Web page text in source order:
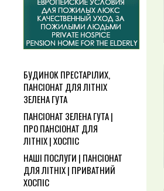
БУДИНОК ПРЕСТАРІЛИХ,
ПАНСІОНАТ ДЛЯ ЛІТНІХ
ЗЕЛЕНА ГУТА
ПАНСІОНАТ ЗЕЛЕНА ГУТА |
ПРО ПАНСІОНАТ ДЛЯ
ЛІТНІХ | ХОСПІС
НАШІ ПОСЛУГИ | ПАНСІОНАТ
ДЛЯ ЛІТНІХ | ПРИВАТНИЙ
ХОСПІС